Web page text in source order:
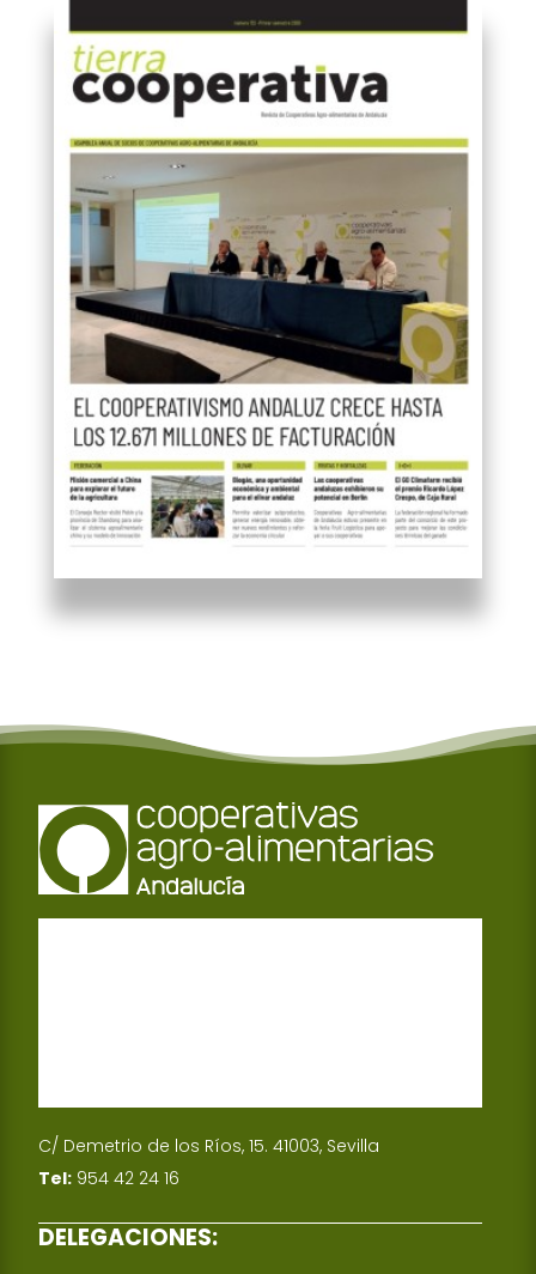
C/ Demetrio de los Ríos, 15. 41003, Sevilla
Tel: 954 42 24 16
DELEGACIONES: